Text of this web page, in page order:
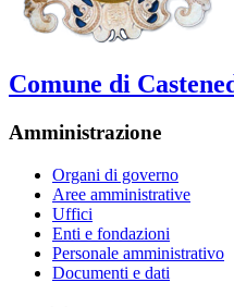
Comune di
Amministrazione
Organi di governo
Aree amministrative
Uffici
Enti e fondazioni
Personale amministrativo
Documenti e dati